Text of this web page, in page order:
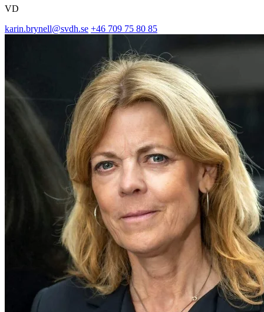
VD
karin.brynell@svdh.se +46 709 75 80 85